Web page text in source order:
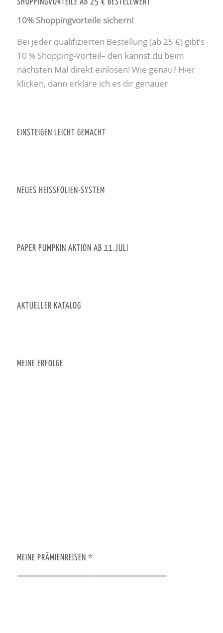
SHOPPINGVORTEILE AB 25 € BESTELLWERT
10% Shoppingvorteile sichern!
Bei jeder qualifizierten Bestellung (ab 25 €) gibt’s
10 % Shopping-Vorteil– den kannst du beim
nächsten Mal direkt einlösen! Wie genau? Hier
klicken, dann erkläre ich es dir genauer
EINSTEIGEN LEICHT GEMACHT
NEUES HEISSFOLIEN-SYSTEM
PAPER PUMPKIN AKTION AB 11.JULI
AKTUELLER KATALOG
MEINE ERFOLGE
MEINE PRÄMIENREISEN *